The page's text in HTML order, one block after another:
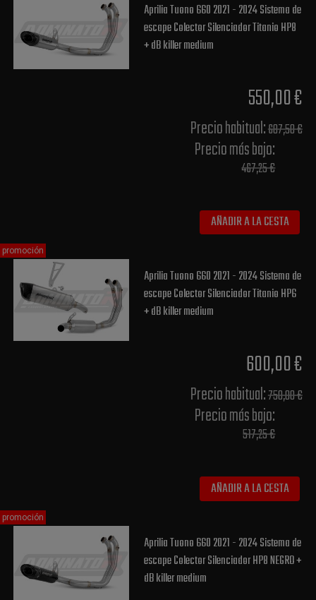
Aprilia Tuono 660 2021 - 2024 Sistema de
escape Colector Silenciador Titanio HP8
+ dB killer medium
550,00 €
Precio habitual​:687,50 €
Precio más bajo​:
467,25 €
AÑADIR A LA CESTA
Aprilia Tuono 660 2021 - 2024 Sistema de
escape Colector Silenciador Titanio HP6
+ dB killer medium
600,00 €
Precio habitual​:750,00 €
Precio más bajo​:
517,25 €
AÑADIR A LA CESTA
promoción
Aprilia Tuono 660 2021 - 2024 Sistema de
escape Colector Silenciador HP8 NEGRO +
dB killer medium
promoción